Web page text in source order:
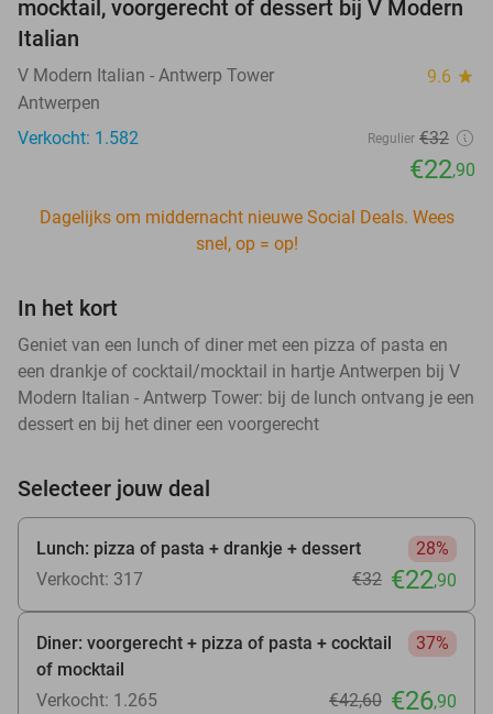
mocktail, voorgerecht of dessert bij V Modern
Italian
V Modern Italian - Antwerp Tower 9.6 star
Antwerpen
Verkocht: 1.582
Regulier €32
€22,90
Dagelijks om middernacht nieuwe Social Deals. Wees
snel, op = op!
In het kort
Geniet van een lunch of diner met een pizza of pasta en
een drankje of cocktail/mocktail in hartje Antwerpen bij V
Modern Italian - Antwerp Tower: bij de lunch ontvang je een
dessert en bij het diner een voorgerecht
Selecteer jouw deal
Lunch: pizza of pasta + drankje + dessert
28%
Verkocht: 317
€32 €22,90
Diner: voorgerecht + pizza of pasta + cocktail
of mocktail
37%
Verkocht: 1.265 €42,60 €26,90